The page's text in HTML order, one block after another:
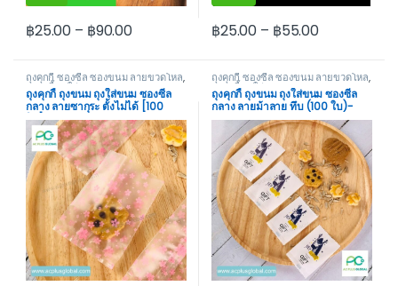
฿25.00 – ฿90.00
This product has multiple variants. The options may be
฿25.00 – ฿55.00
This product has multiple
ถุงคุกกี้ ซองซีล ซองขนม ลายขวดโหล,
ถุงคุกกี้ ถุงใส่ขนม
ถุงคุกกี้ ถุงขนม ถุงใส่ขนม ซองซีล
กลาง ลายซากุระ ตั้งไม่ได้ [100
ใบ]-acplusglobal
ถุงคุกกี้ ซองซีล ซองขนม ลายขวดโหล,
ถุงคุกกี้ ถุงใส่ขนม
ถุงคุกกี้ ถุงขนม ถุงใส่ขนม ซองซีล
กลาง ลายม้าลาย ทึบ (100 ใบ)-
acplusglobal